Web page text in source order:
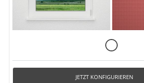
JETZT KONFIGURIEREN